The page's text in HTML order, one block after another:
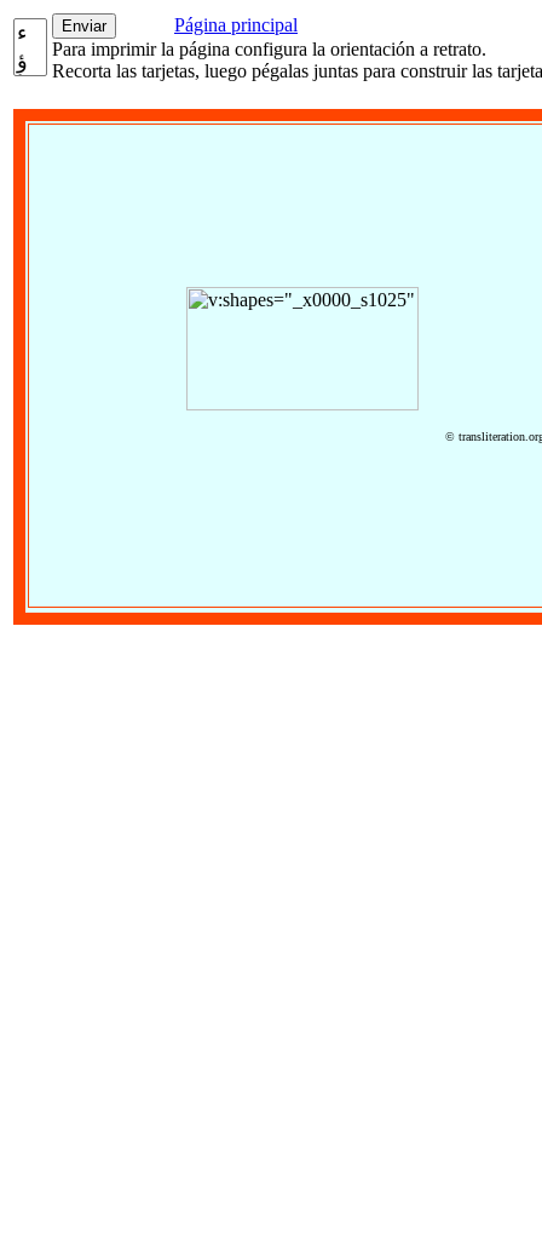
Página principal
Para imprimir la página configura la orientación a retrato.
Recorta las tarjetas, luego pégalas juntas para construir las
©